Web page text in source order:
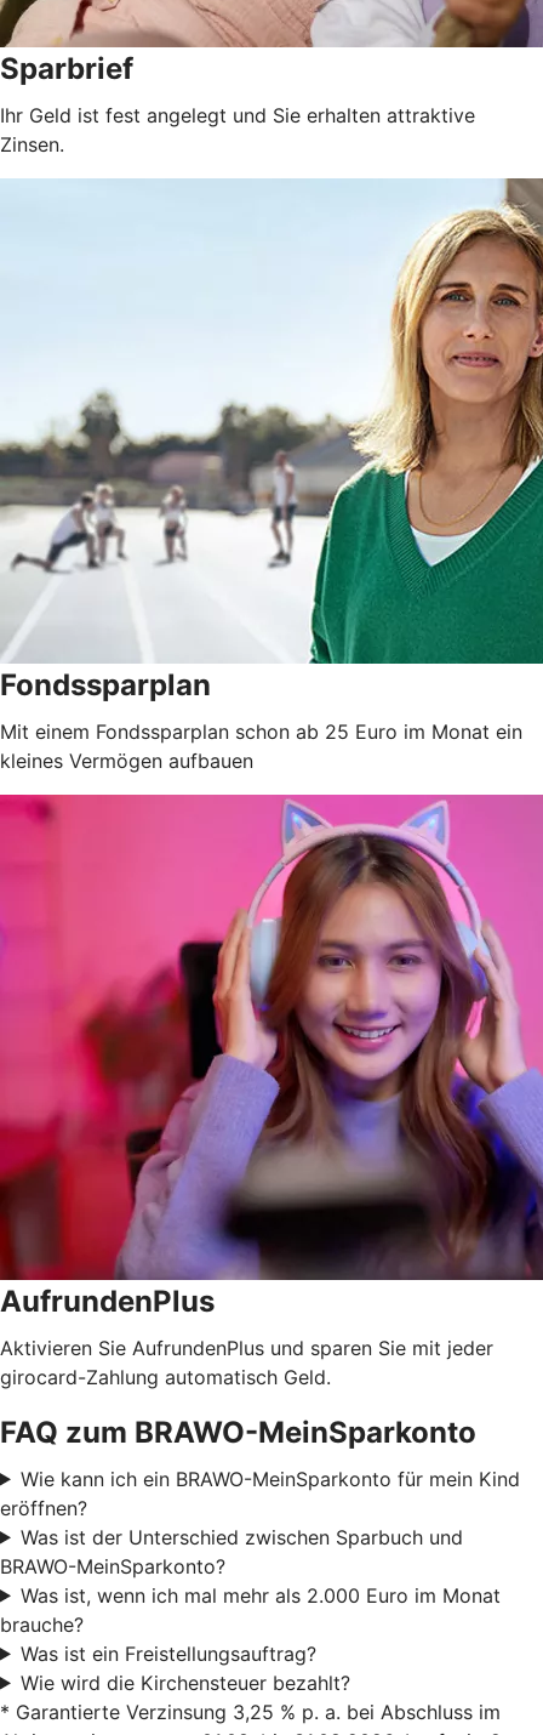
Sparbrief
Ihr Geld ist fest angelegt und Sie erhalten attraktive
Zinsen.
Fondssparplan
Mit einem Fondssparplan schon ab 25 Euro im Monat ein
kleines Vermögen aufbauen
AufrundenPlus
Aktivieren Sie AufrundenPlus und sparen Sie mit jeder
girocard-Zahlung automatisch Geld.
FAQ zum BRAWO-MeinSparkonto
Wie kann ich ein BRAWO-MeinSparkonto für mein Kind
eröffnen?
Was ist der Unterschied zwischen Sparbuch und
BRAWO-MeinSparkonto?
Was ist, wenn ich mal mehr als 2.000 Euro im Monat
brauche?
Was ist ein Freistellungsauftrag?
Wie wird die Kirchensteuer bezahlt?
* Garantierte Verzinsung 3,25 % p. a. bei Abschluss im